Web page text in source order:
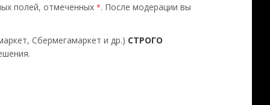
полей, отмеченных *. После модерации вы
Сбермегамаркет и др.) СТРОГО